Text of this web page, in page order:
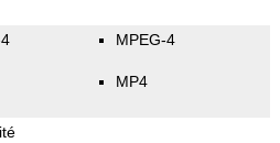
MPEG-4
MP4